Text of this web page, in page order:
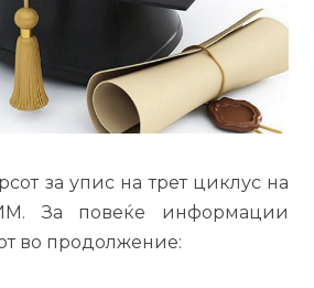
за упис на трет циклус на
За повеќе информации
во продолжение: